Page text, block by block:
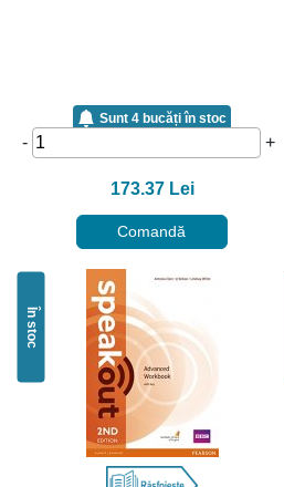
Sunt 4 bucăți în stoc
- +
173.37 Lei
Comandă
În stoc